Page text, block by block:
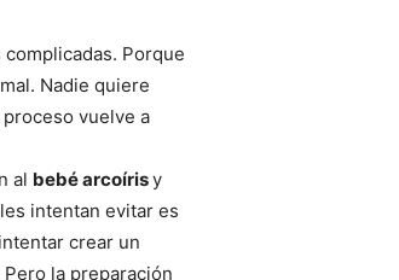
Porque
Nadie quiere
vuelve a
al bebé arcoírisy
intentan evitar es
crear un
la preparación